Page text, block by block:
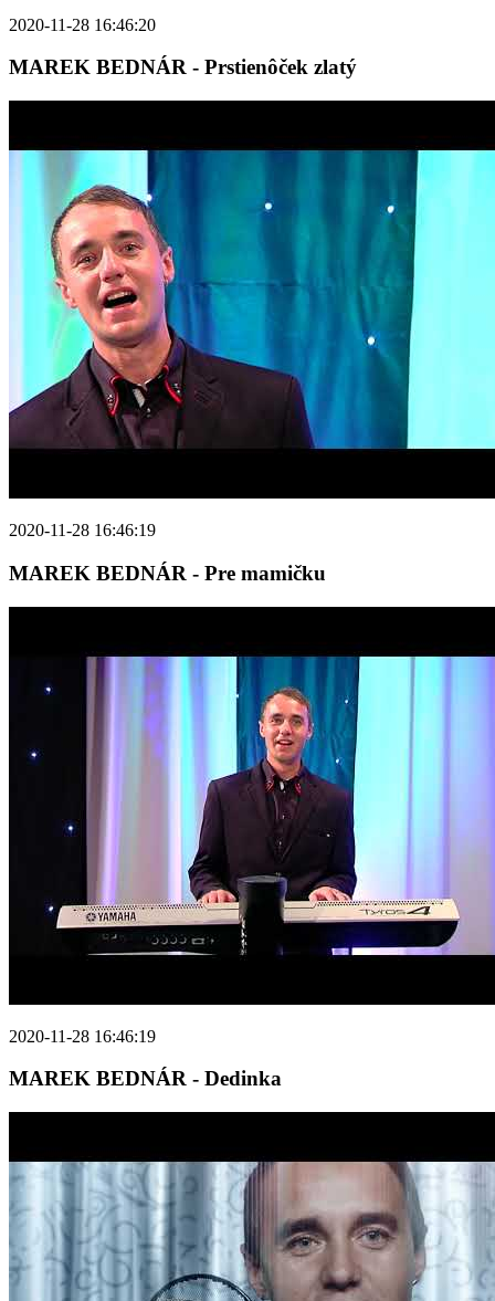
2020-11-28 16:46:20
MAREK BEDNÁR - Prstienôček zlatý
2020-11-28 16:46:19
MAREK BEDNÁR - Pre mamičku
2020-11-28 16:46:19
MAREK BEDNÁR - Dedinka